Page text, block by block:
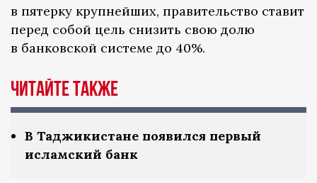
в пятерку крупнейших, правительство ставит
перед собой цель снизить свою долю
в банковской системе до 40%.
Читайте также
В Таджикистане появился первый
исламский банк